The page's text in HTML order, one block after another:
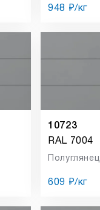
948 ₽/кг
10723
RAL 7004
Полуглянец
609 ₽/кг